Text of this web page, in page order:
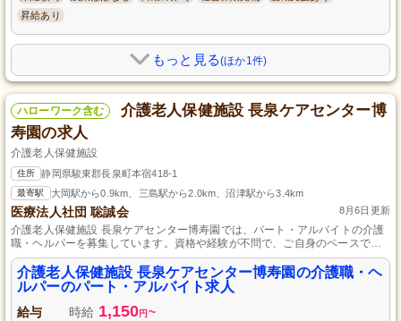
昇給あり
もっと見る(ほか1件)
ハローワーク含む
介護老人保健施設 長泉ケアセンター博
寿園の求人
介護老人保健施設
住所 静岡県駿東郡長泉町本宿418-1
最寄駅 大岡駅から0.9km、三島駅から2.0km、沼津駅から3.4km
医療法人社団 聡誠会 8月6日更新
介護老人保健施設 長泉ケアセンター博寿園では、パート・アルバイトの介護
職・ヘルパーを募集しています。資格や経験が不問で、ご自身のペースで働
ける環境です。地域に密着した医療法人社団 聡誠会の一員として、高齢者の
方々と心温まる時間を共に過ごしませんか？未経験からでもしっかりサポー
トいたしますので、安心してご応募ください。
介護老人保健施設 長泉ケアセンター博寿園の介護職・ヘ
ルパーのパート・アルバイト求人
給与 時給 1,150円 ~